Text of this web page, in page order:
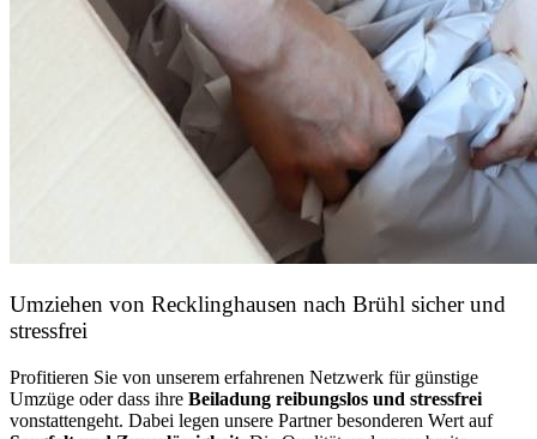
Umziehen von Recklinghausen nach Brühl sicher und
stressfrei
Profitieren Sie von unserem erfahrenen Netzwerk für günstige
Umzüge oder dass ihre Beiladung reibungslos und stressfrei
vonstattengeht. Dabei legen unsere Partner besonderen Wert auf